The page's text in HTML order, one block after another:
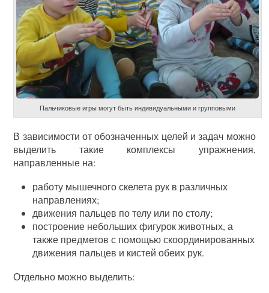
Пальчиковые игры могут быть индивидуальными и групповыми
В зависимости от обозначенных целей и задач можно
выделить такие комплексы упражнения,
направленные на:
работу мышечного скелета рук в различных
направлениях;
движения пальцев по телу или по столу;
построение небольших фигурок животных, а
также предметов с помощью скоординированных
движения пальцев и кистей обеих рук.
Отдельно можно выделить: